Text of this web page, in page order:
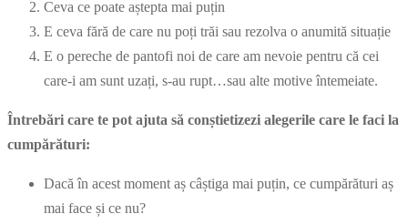
Ceva ce poate aștepta mai puțin
E ceva fără de care nu poți trăi sau rezolva o anumită situație
E o pereche de pantofi noi de care am nevoie pentru că cei
care-i am sunt uzați, s-au rupt…sau alte motive întemeiate.
Întrebări care te pot ajuta să conștietizezi alegerile care le faci la
cumpărături:
Dacă în acest moment aș câștiga mai puțin, ce cumpărături aș
mai face și ce nu?